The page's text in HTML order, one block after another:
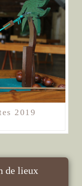
2019
de lieux